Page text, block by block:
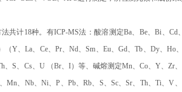
共计18种。有ICP-MS法：酸溶测定Ba、Be、Bi、Cd
（Y、La、Ce、Pr、Nd、Sm、Eu、Gd、Tb、Dy、
、S、Cs、U （Br、I）等、碱熔测定Mn、Co、Y、Zr
Mn、Nb、Ni、P、Pb、Rb、S、Sc、Sr、Th、Ti、V